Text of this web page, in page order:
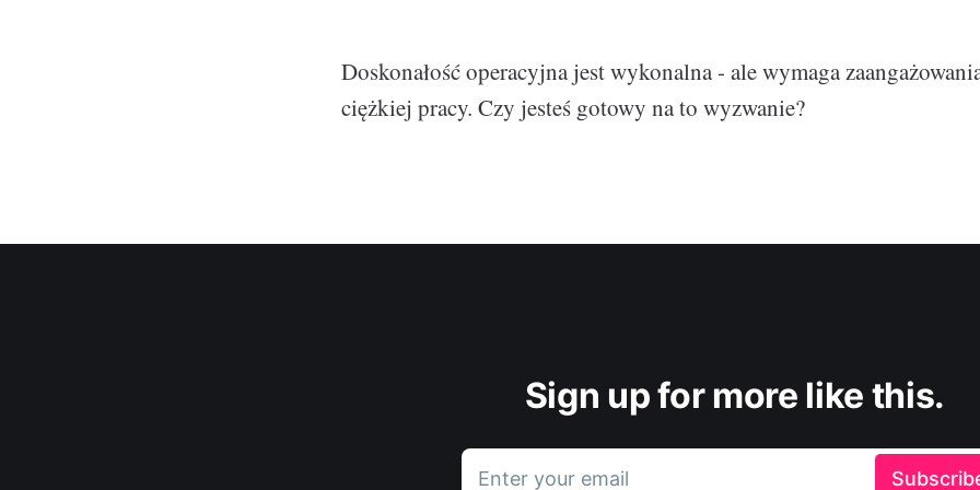
Doskonałość operacyjna jest wykonalna - ale wymaga
ciężkiej pracy. Czy jesteś gotowy na to wyzwanie?
Sign up for more like this.
Enter your email